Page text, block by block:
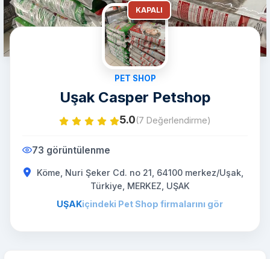
KAPALI
PET SHOP
Uşak Casper Petshop
5.0(7 Değerlendirme)
73 görüntülenme
Köme, Nuri Şeker Cd. no 21, 64100 merkez/Uşak,
Türkiye, MERKEZ, UŞAK
UŞAKiçindeki Pet Shop firmalarını gör